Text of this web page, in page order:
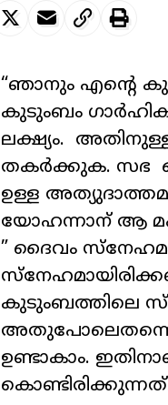
“ഞാനും എന്റെ
കുടുംബം
ലക്ഷ്യം.
തകർക്കുക. സഭ
ഉള്ള
യോഹന്നാന് ആ
” ദൈവം
കുടുംബത്തിലെ
അതുപോലെതന്നെ
ഉണ്ടാകാം.